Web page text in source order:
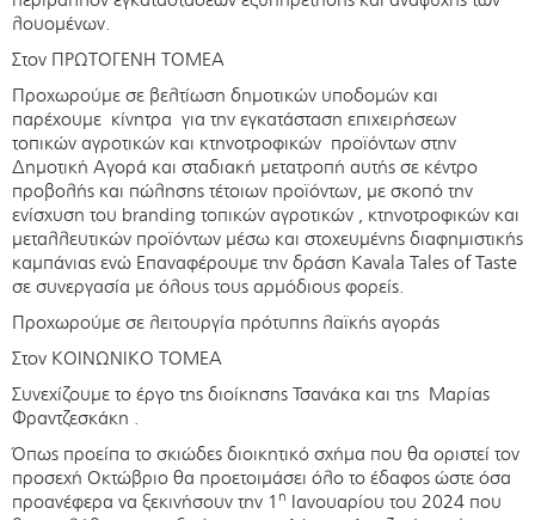
λουομένων.
Στον ΠΡΩΤΟΓΕΝΗ ΤΟΜΕΑ
Προχωρούμε σε βελτίωση δημοτικών υποδομών και
παρέχουμε κίνητρα για την εγκατάσταση επιχειρήσεων
τοπικών αγροτικών και κτηνοτροφικών προϊόντων στην
Δημοτική Αγορά και σταδιακή μετατροπή αυτής σε κέντρο
προβολής και πώλησης τέτοιων προϊόντων, με σκοπό την
ενίσχυση του branding τοπικών αγροτικών , κτηνοτροφικών και
μεταλλευτικών προϊόντων μέσω και στοχευμένης διαφημιστικής
καμπάνιας ενώ Επαναφέρουμε την δράση Kavala Tales of Taste
σε συνεργασία με όλους τους αρμόδιους φορείς.
Προχωρούμε σε λειτουργία πρότυπης λαϊκής αγοράς
Στον ΚΟΙΝΩΝΙΚΟ ΤΟΜΕΑ
Συνεχίζουμε το έργο της διοίκησης Τσανάκα και της Μαρίας
Φραντζεσκάκη .
Όπως προείπα το σκιώδες διοικητικό σχήμα που θα οριστεί τον
προσεχή Οκτώβριο θα προετοιμάσει όλο το έδαφος ώστε όσα
προανέφερα να ξεκινήσουν την 1 η Ιανουαρίου του 2024 που